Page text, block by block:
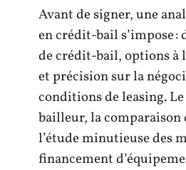
Avant de signer, une
en crédit-bail s’impose :
de crédit-bail, options à
et précision sur la
conditions de leasing.
bailleur, la comparaison
l’étude minutieuse des
financement